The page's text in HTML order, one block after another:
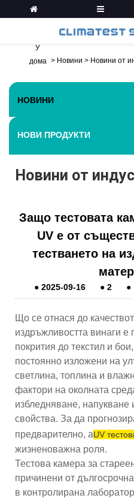
У
дома > Новини > Новини от
НОВИНИ
НОВИ ПРОДУКТИ
Новини от
Защо тестовата
UV е от
тестването на
● 2025-09-16 ● 2 ●
Що се отнася до
издръжливостта винаги е
покрития до текстил и
постоянно изложени на
светлина, топлина и
фактори на околната
избледняване, напукване
свойства. За да
предварително, aUV
жизненоважна роля.
Тестова камера за
причинени от
в контролирана